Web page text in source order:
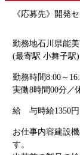
《応募先》開発
勤務地石川県能
(最寄駅 小舞子駅)
勤務時間8:00～
実働8時間00分／
給 与時給1350円
お仕事内容建設
す。